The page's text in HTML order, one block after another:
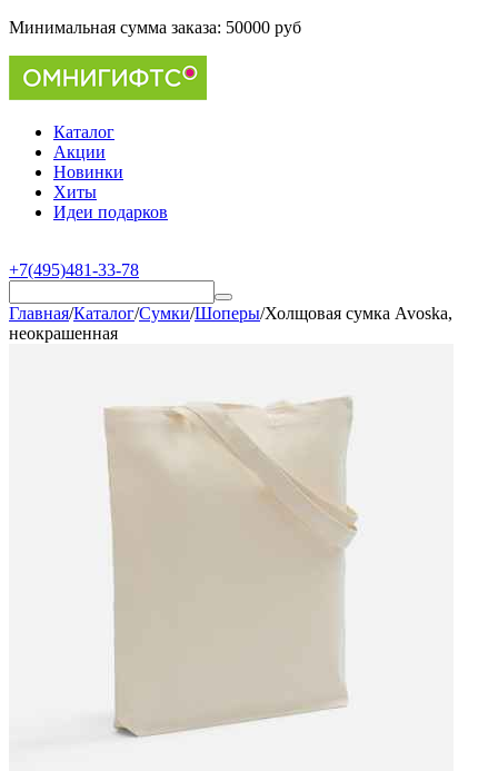
Минимальная сумма заказа: 50000 руб
Каталог
Акции
Новинки
Хиты
Идеи подарков
+7(495)481-33-78
Главная/Каталог/Сумки/Шоперы/Холщовая сумка Avoska,
неокрашенная